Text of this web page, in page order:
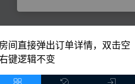
间直接弹出订单详情，双击空
键逻辑不变